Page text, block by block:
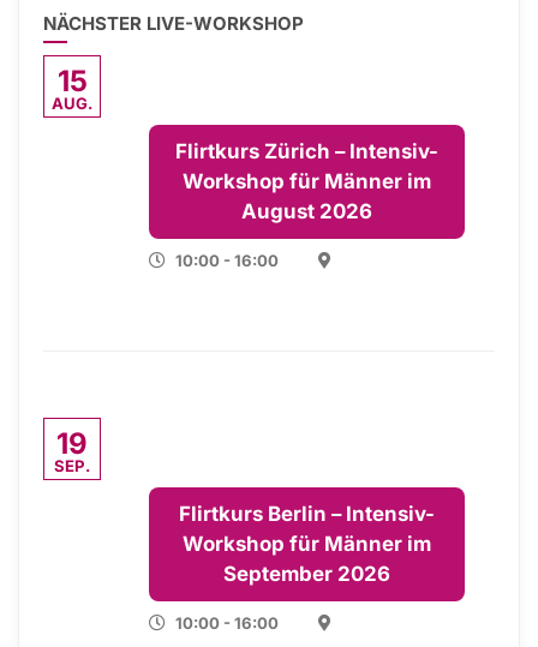
NÄCHSTER LIVE-WORKSHOP
15
AUG.
Flirtkurs Zürich – Intensiv-
Workshop für Männer im
August 2026
10:00 - 16:00
19
SEP.
Flirtkurs Berlin – Intensiv-
Workshop für Männer im
September 2026
10:00 - 16:00